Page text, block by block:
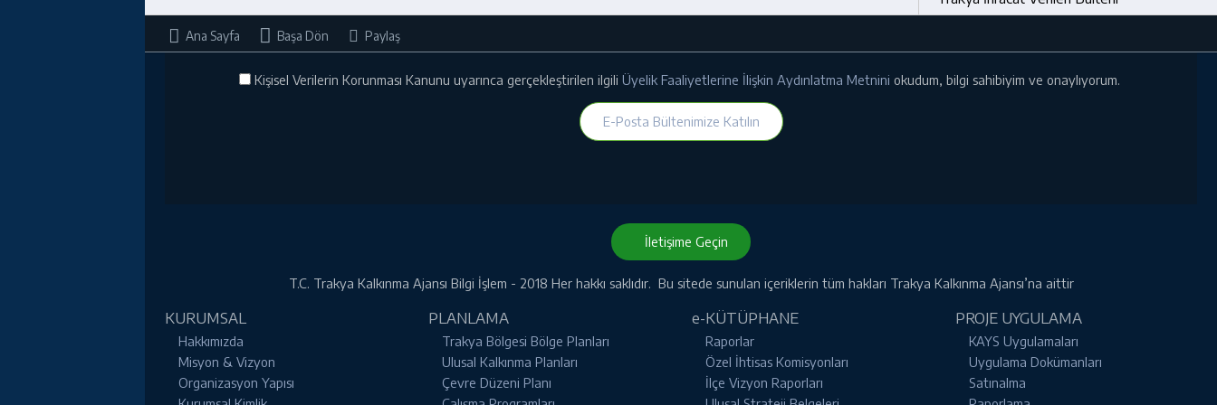
Ana Sayfa Başa Dön Paylaş
Kişisel Verilerin Korunması Kanunu uyarınca gerçekleştirilen ilgili Üyelik Faaliyetlerine İlişkin Aydınlatma Metnini okudum, bilgi sahibiyim ve onaylıyorum.
E-Posta Bültenimize Katılın
İletişime Geçin
T.C. Trakya Kalkınma Ajansı Bilgi İşlem - 2018 Her hakkı saklıdır. Bu sitede sunulan içeriklerin tüm hakları Trakya Kalkınma Ajansı’na aittir
KURUMSAL
Hakkımızda
Misyon & Vizyon
Organizasyon Yapısı
PLANLAMA
Trakya Bölgesi Bölge Planları
Ulusal Kalkınma Planları
Çevre Düzeni Planı
e-KÜTÜPHANE
Raporlar
Özel İhtisas Komisyonları
İlçe Vizyon Raporları
PROJE UYGULAMA
KAYS Uygulamaları
Uygulama Dokümanları
Satınalma